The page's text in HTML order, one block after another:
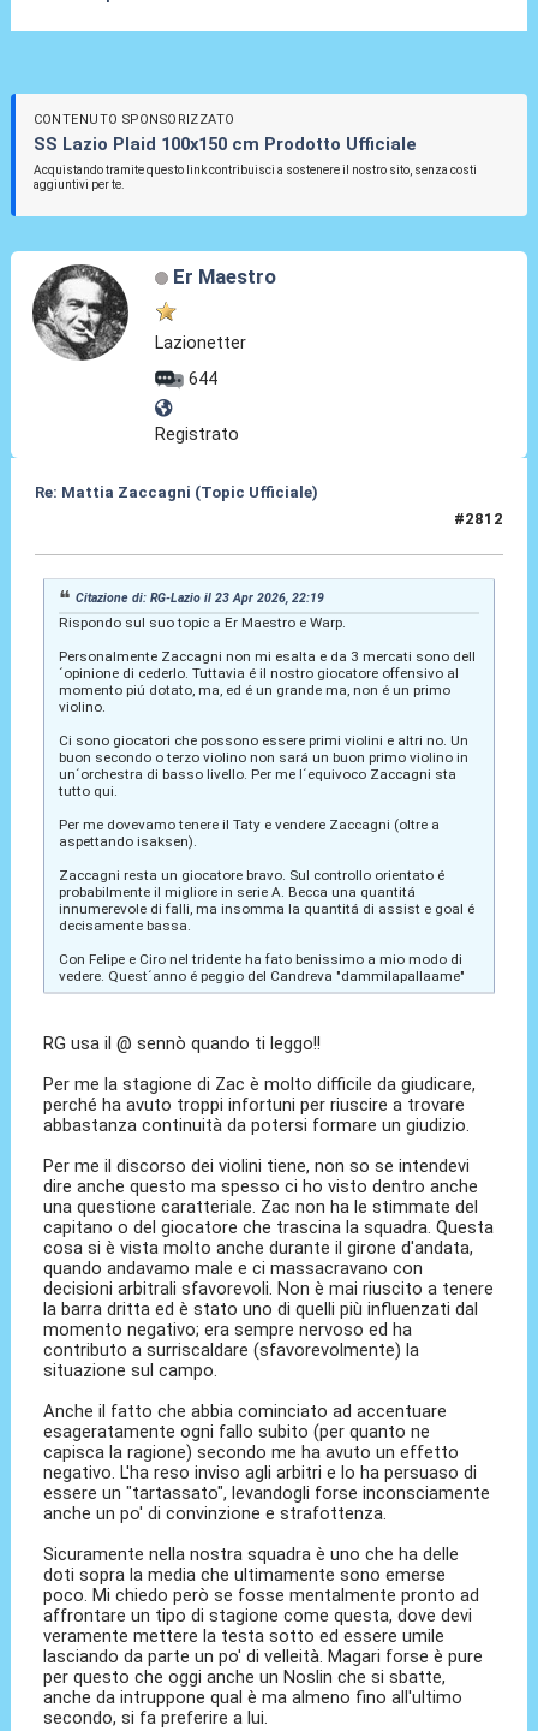
CONTENUTO SPONSORIZZATO
SS Lazio Plaid 100x150 cm Prodotto Ufficiale
Acquistando tramite questo link contribuisci a sostenere il nostro sito, senza costi
aggiuntivi per te.
Er Maestro
Lazionetter
644
Registrato
Re: Mattia Zaccagni (Topic Ufficiale)
#2812
Citazione di: RG-Lazio il 23 Apr 2026, 22:19
Rispondo sul suo topic a Er Maestro e Warp.
Personalmente Zaccagni non mi esalta e da 3 mercati sono dell
´opinione di cederlo. Tuttavia é il nostro giocatore offensivo al
momento piú dotato, ma, ed é un grande ma, non é un primo
violino.
Ci sono giocatori che possono essere primi violini e altri no. Un
buon secondo o terzo violino non sará un buon primo violino in
un´orchestra di basso livello. Per me l´equivoco Zaccagni sta
tutto qui.
Per me dovevamo tenere il Taty e vendere Zaccagni (oltre a
aspettando isaksen).
Zaccagni resta un giocatore bravo. Sul controllo orientato é
probabilmente il migliore in serie A. Becca una quantitá
innumerevole di falli, ma insomma la quantitá di assist e goal é
decisamente bassa.
Con Felipe e Ciro nel tridente ha fato benissimo a mio modo di
vedere. Quest´anno é peggio del Candreva "dammilapallaame"
RG usa il @ sennò quando ti leggo!!
Per me la stagione di Zac è molto difficile da giudicare,
perché ha avuto troppi infortuni per riuscire a trovare
abbastanza continuità da potersi formare un giudizio.
Per me il discorso dei violini tiene, non so se intendevi
dire anche questo ma spesso ci ho visto dentro anche
una questione caratteriale. Zac non ha le stimmate del
capitano o del giocatore che trascina la squadra. Questa
cosa si è vista molto anche durante il girone d'andata,
quando andavamo male e ci massacravano con
decisioni arbitrali sfavorevoli. Non è mai riuscito a tenere
la barra dritta ed è stato uno di quelli più influenzati dal
momento negativo; era sempre nervoso ed ha
contributo a surriscaldare (sfavorevolmente) la
situazione sul campo.
Anche il fatto che abbia cominciato ad accentuare
esageratamente ogni fallo subito (per quanto ne
capisca la ragione) secondo me ha avuto un effetto
negativo. L'ha reso inviso agli arbitri e lo ha persuaso di
essere un "tartassato", levandogli forse inconsciamente
anche un po' di convinzione e strafottenza.
Sicuramente nella nostra squadra è uno che ha delle
doti sopra la media che ultimamente sono emerse
poco. Mi chiedo però se fosse mentalmente pronto ad
affrontare un tipo di stagione come questa, dove devi
veramente mettere la testa sotto ed essere umile
lasciando da parte un po' di velleità. Magari forse è pure
per questo che oggi anche un Noslin che si sbatte,
anche da intruppone qual è ma almeno fino all'ultimo
secondo, si fa preferire a lui.